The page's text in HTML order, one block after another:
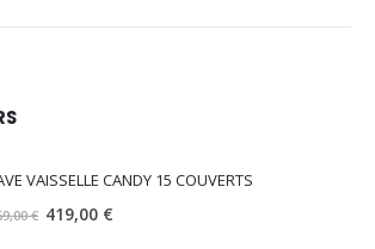
VAISSELLE CANDY 15 COUVERTS
€ Le
419,00 €